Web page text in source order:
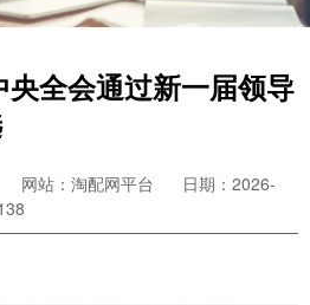
全会通过新一届领导
网站：淘配网平台
日期：2026-